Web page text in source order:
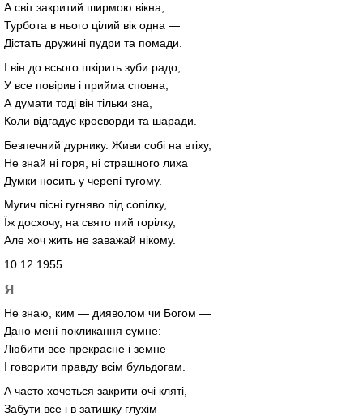
А світ закритий ширмою вікна,
Турбота в нього цілий вік одна —
Дістать дружині пудри та помади.
І він до всього шкірить зуби радо,
У все повірив і прийма сповна,
А думати тоді він тільки зна,
Коли відгадує кросворди та шаради.
Безпечний дурнику. Живи собі на втіху,
Не знай ні горя, ні страшного лиха
Думки носить у черепі тугому.
Мугич пісні гугняво під сопілку,
Їж досхочу, на свято пий горілку,
Але хоч жить не заважай нікому.
10.12.1955
Я
Не знаю, ким — дияволом чи Богом —
Дано мені покликання сумне:
Любити все прекрасне і земне
І говорити правду всім бульдогам.
А часто хочеться закрити очі кляті,
Забути все і в затишку глухім